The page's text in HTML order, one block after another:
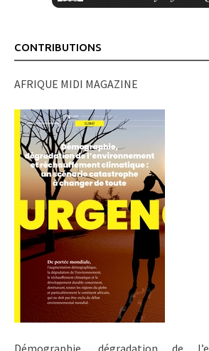
CONTRIBUTIONS
AFRIQUE MIDI MAGAZINE